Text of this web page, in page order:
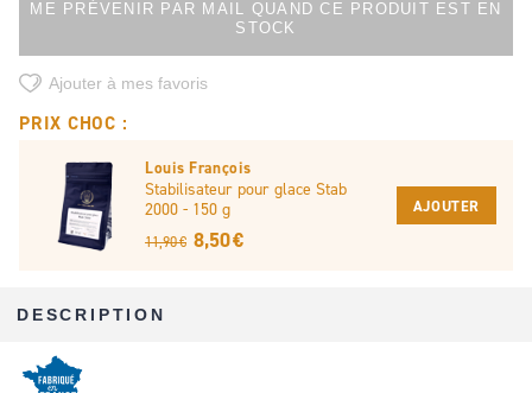
ME PRÉVENIR PAR MAIL QUAND CE PRODUIT EST EN
STOCK
Ajouter à mes favoris
PRIX CHOC :
Louis François
Stabilisateur pour glace Stab
2000 - 150 g
11,90 € 8,50 €
AJOUTER
DESCRIPTION